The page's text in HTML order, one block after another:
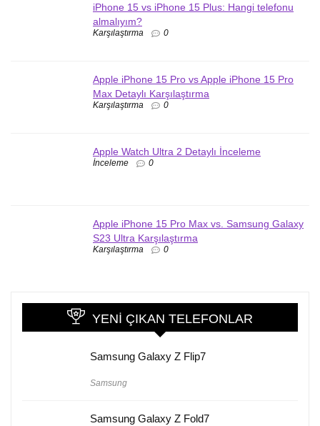
iPhone 15 vs iPhone 15 Plus: Hangi telefonu
almalıyım?
Karşılaştırma 0
Apple iPhone 15 Pro vs Apple iPhone 15 Pro
Max Detaylı Karşılaştırma
Karşılaştırma 0
Apple Watch Ultra 2 Detaylı İnceleme
İnceleme 0
Apple iPhone 15 Pro Max vs. Samsung Galaxy
S23 Ultra Karşılaştırma
Karşılaştırma 0
YENI ÇIKAN TELEFONLAR
Samsung Galaxy Z Flip7
Samsung
Samsung Galaxy Z Fold7